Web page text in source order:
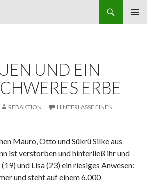
UND EIN
ERBE
REDAKTION
HINTERLASSE EINEN
Mauro, Otto und Sükrü Silke aus
ist verstorben und hinterließ ihr und
und Lisa (23) ein riesiges Anwesen:
und steht auf einem 6.000